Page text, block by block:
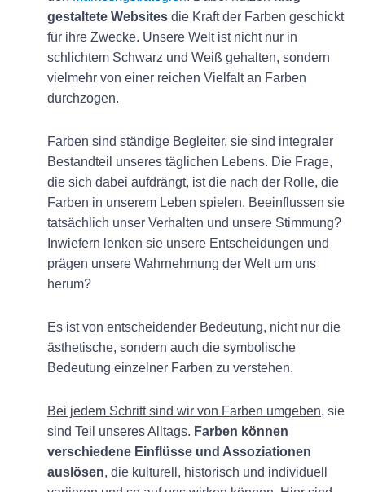
gestaltete Websites die Kraft der Farben geschickt
für ihre Zwecke. Unsere Welt ist nicht nur in
schlichtem Schwarz und Weiß gehalten, sondern
vielmehr von einer reichen Vielfalt an Farben
durchzogen.
Farben sind ständige Begleiter, sie sind integraler
Bestandteil unseres täglichen Lebens. Die Frage,
die sich dabei aufdrängt, ist die nach der Rolle, die
Farben in unserem Leben spielen. Beeinflussen sie
tatsächlich unser Verhalten und unsere Stimmung?
Inwiefern lenken sie unsere Entscheidungen und
prägen unsere Wahrnehmung der Welt um uns
herum?
Es ist von entscheidender Bedeutung, nicht nur die
ästhetische, sondern auch die symbolische
Bedeutung einzelner Farben zu verstehen.
Bei jedem Schritt sind wir von Farben umgeben, sie
sind Teil unseres Alltags. Farben können
verschiedene Einflüsse und Assoziationen
auslösen, die kulturell, historisch und individuell